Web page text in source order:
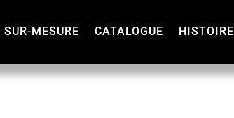
SUR-MESURE CATALOGUE HISTOIRE